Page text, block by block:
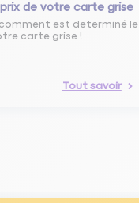
de votre carte grise
est determiné le
carte grise !
Tout savoir